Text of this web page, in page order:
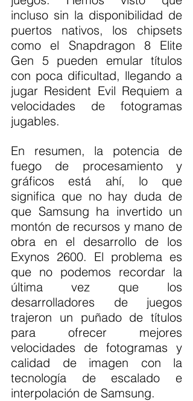
incluso sin la disponibilidad de
puertos nativos, los chipsets
como el Snapdragon 8 Elite
Gen 5 pueden emular títulos
con poca dificultad, llegando a
jugar Resident Evil Requiem a
velocidades de fotogramas
jugables.
En resumen, la potencia de
fuego de procesamiento y
gráficos está ahí, lo que
significa que no hay duda de
que Samsung ha invertido un
montón de recursos y mano de
obra en el desarrollo de los
Exynos 2600. El problema es
que no podemos recordar la
última vez que los
desarrolladores de juegos
trajeron un puñado de títulos
para ofrecer mejores
velocidades de fotogramas y
calidad de imagen con la
tecnología de escalado e
interpolación de Samsung.